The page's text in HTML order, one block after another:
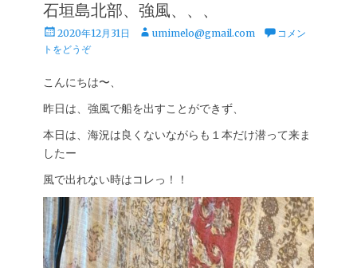
石垣島北部、強風、、、
投
稿
2020年12月31日
投 umimelo@gmail.com
コメン
トをどうぞ
こんにちは〜、
昨日は、強風で船を出すことができず、
本日は、海況は良くないながらも１本だけ潜って来ま
したー
風で出れない時はコレっ！！